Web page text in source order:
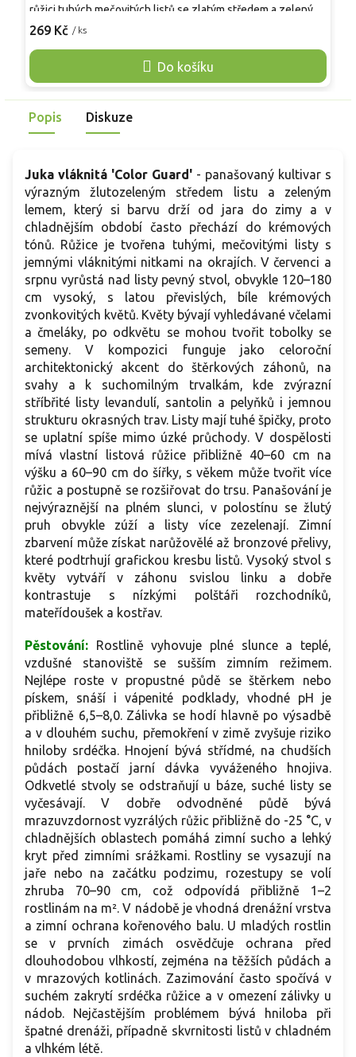
269 Kč / ks
Do košíku
růžici tuhých mečovitých listů se zlatým středem a zeleným
lemem, okraje se často třepí do vláken. Růžice mívá asi 50–
růžic. V červenci a srpnu vyrůstá stvol 120–180 cm s latou
převislých krémově bílých zvonků, vyhledávaných včelami a
objevují bronzové až narůžovělé tóny.
Popis Diskuze
Juka vláknitá 'Color Guard' - panašovaný kultivar s
výrazným žlutozeleným středem listu a zeleným
lemem, který si barvu drží od jara do zimy a v
chladnějším období často přechází do krémových
tónů. Růžice je tvořena tuhými, mečovitými listy s
jemnými vláknitými nitkami na okrajích. V červenci a
srpnu vyrůstá nad listy pevný stvol, obvykle 120–180
cm vysoký, s latou převislých, bíle krémových
zvonkovitých květů. Květy bývají vyhledávané včelami
a čmeláky, po odkvětu se mohou tvořit tobolky se
semeny. V kompozici funguje jako celoroční
architektonický akcent do štěrkových záhonů, na
svahy a k suchomilným trvalkám, kde zvýrazní
stříbřité listy levandulí, santolin a pelyňků i jemnou
strukturu okrasných trav. Listy mají tuhé špičky, proto
se uplatní spíše mimo úzké průchody. V dospělosti
mívá vlastní listová růžice přibližně 40–60 cm na
výšku a 60–90 cm do šířky, s věkem může tvořit více
růžic a postupně se rozšiřovat do trsu. Panašování je
nejvýraznější na plném slunci, v polostínu se žlutý
pruh obvykle zúží a listy více zezelenají. Zimní
zbarvení může získat narůžovělé až bronzové přelivy,
které podtrhují grafickou kresbu listů. Vysoký stvol s
květy vytváří v záhonu svislou linku a dobře
kontrastuje s nízkými polštáři rozchodníků,
mateřídoušek a kostřav.
Pěstování:
Rostlině vyhovuje plné slunce a teplé,
vzdušné stanoviště se sušším zimním režimem.
Nejlépe roste v propustné půdě se štěrkem nebo
pískem, snáší i vápenité podklady, vhodné pH je
přibližně 6,5–8,0. Zálivka se hodí hlavně po výsadbě
a v dlouhém suchu, přemokření v zimě zvyšuje riziko
hniloby srdéčka. Hnojení bývá střídmé, na chudších
půdách postačí jarní dávka vyváženého hnojiva.
Odkvetlé stvoly se odstraňují u báze, suché listy se
vyčesávají. V dobře odvodněné půdě bývá
mrazuvzdornost vyzrálých růžic přibližně do -25 °C, v
chladnějších oblastech pomáhá zimní sucho a lehký
kryt před zimními srážkami. Rostliny se vysazují na
jaře nebo na začátku podzimu, rozestupy se volí
zhruba 70–90 cm, což odpovídá přibližně 1–2
rostlinám na m². V nádobě je vhodná drenážní vrstva
a zimní ochrana kořenového balu. U mladých rostlin
se v prvních zimách osvědčuje ochrana před
dlouhodobou vlhkostí, zejména na těžších půdách a
v mrazových kotlinách. Zazimování často spočívá v
suchém zakrytí srdéčka růžice a v omezení zálivky u
nádob. Nejčastějším problémem bývá hniloba při
špatné drenáži, případně skvrnitosti listů v chladném
a vlhkém létě.